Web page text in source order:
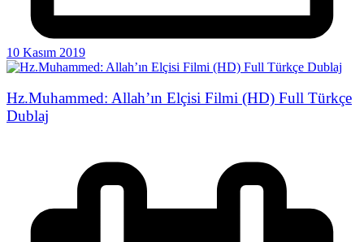
10 Kasım 2019
Hz.Muhammed: Allah’ın Elçisi Filmi (HD) Full Türkçe
Dublaj